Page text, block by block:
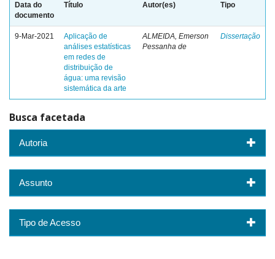
Data do
documento
Título Autor(es) Tipo
9-Mar-2021
Aplicação de
análises estatísticas
em redes de
distribuição de
água: uma revisão
sistemática da arte
ALMEIDA, Emerson
Pessanha de
Dissertação
Busca facetada
Autoria
Assunto
Tipo de Acesso